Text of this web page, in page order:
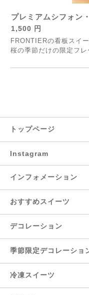
プレミアムシフォン
1,500 円
FRONTIERの看板スイ
桜の季節だけの限定フレ
トップページ
Instagram
インフォメーション
おすすめスイーツ
デコレーション
季節限定デコレーショ
冷凍スイーツ